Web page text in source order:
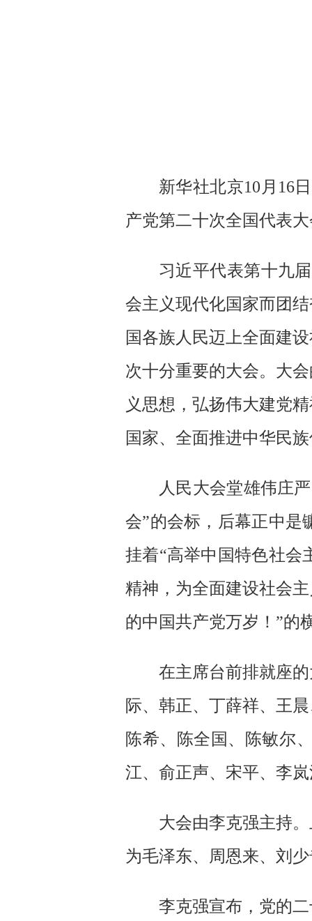
新华社北京10月16
产党第二十次全国代表
习近平代表第十九
会主义现代化国家而团
国各族人民迈上全面建
次十分重要的大会。大
义思想，弘扬伟大建党
国家、全面推进中华民
人民大会堂雄伟庄
会”的会标，后幕正中是
挂着“高举中国特色社会
精神，为全面建设社会
的中国共产党万岁！”的
在主席台前排就座
际、韩正、丁薛祥、王
陈希、陈全国、陈敏尔
江、俞正声、宋平、李
大会由李克强主持
为毛泽东、周恩来、刘
李克强宣布，党的